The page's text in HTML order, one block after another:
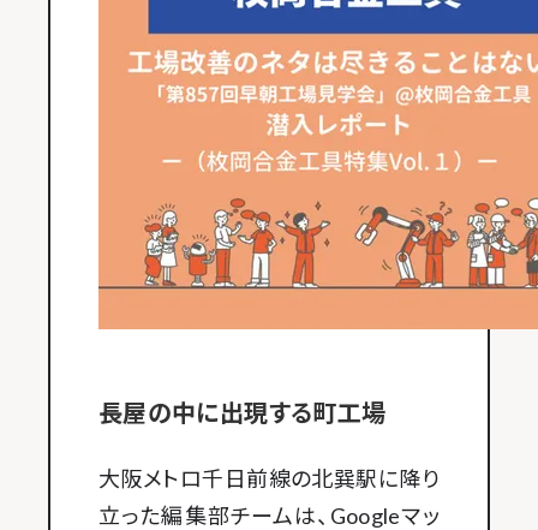
長屋の中に出現する町工場
大阪メトロ千日前線の北巽駅に降り
立った編集部チームは、Googleマッ